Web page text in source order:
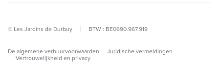
© Les Jardins de Durbuy BTW : BE0690.967.919
De algemene verhuurvoorwaarden
Juridische vermeldingen
Vertrouwelijkheid en privacy